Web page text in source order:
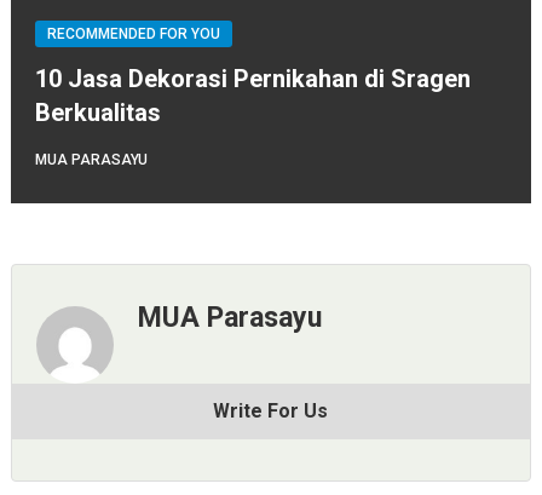
RECOMMENDED FOR YOU
10 Jasa Dekorasi Pernikahan di Sragen
Berkualitas
MUA PARASAYU
MUA Parasayu
Write For Us